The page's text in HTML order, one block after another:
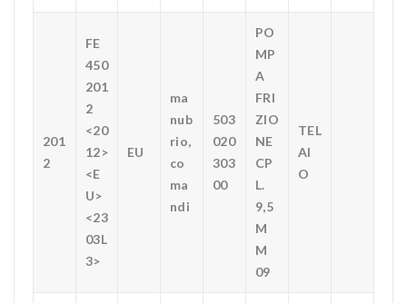
201
2
FE
450
201
2
<20
12>
<E
U>
<23
03L
3>
EU
ma
nub
rio,
co
ma
ndi
503
020
303
00
PO
MP
A
FRI
ZIO
NE
CP
L.
9,5
M
M
09
TEL
AI
O